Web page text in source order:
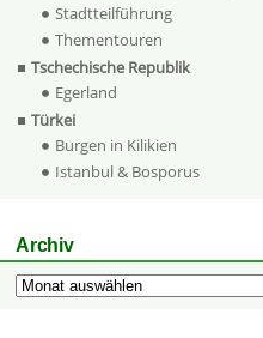
Stadtteilführung
Thementouren
Tschechische Republik
Egerland
Türkei
Burgen in Kilikien
Istanbul & Bosporus
Archiv
Archiv